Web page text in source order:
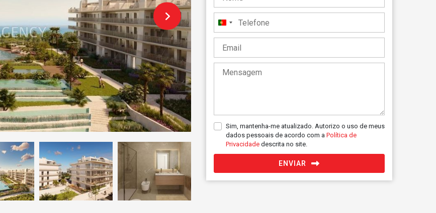
Portugal
+351
Sim, mantenha-me atualizado. Autorizo o uso de meus
dados pessoais de acordo com a Política de
Privacidade descrita no site.
ENVIAR